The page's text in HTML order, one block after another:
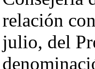
relación
julio, del